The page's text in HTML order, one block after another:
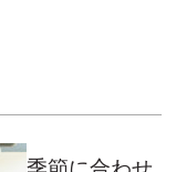
季節に合わせ